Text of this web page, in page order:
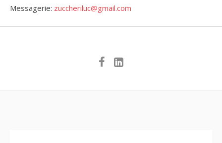
Messagerie: zuccheriluc@gmail.com